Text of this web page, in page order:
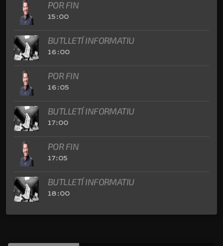
POR FIN
15:00
BUTLLETÍ INFORMATIU
16:00
POR FIN
16:05
BUTLLETÍ INFORMATIU
17:00
POR FIN
17:05
BUTLLETÍ INFORMATIU
18:00